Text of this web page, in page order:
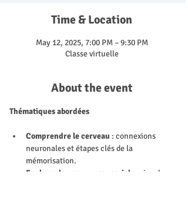
Time & Location
May 12, 2025, 7:00 PM – 9:30 PM
Classe virtuelle
About the event
Thématiques abordées
Comprendre le cerveau : connexions
neuronales et étapes clés de la
mémorisation.
Explorer les canaux sensoriels
: visuel,